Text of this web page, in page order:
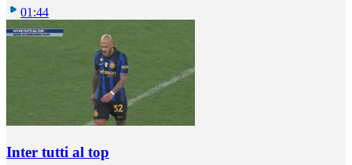
01:44
Inter tutti al top